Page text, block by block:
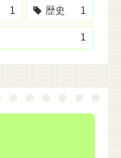
1 歴史 1
1